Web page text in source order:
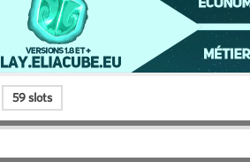
59 slots